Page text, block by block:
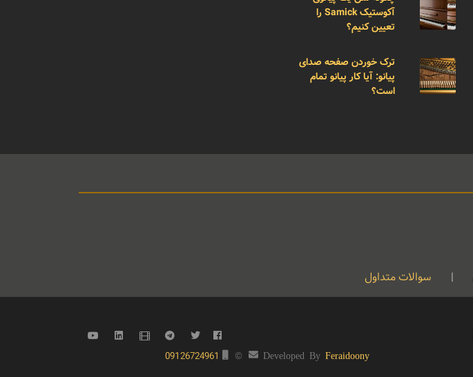
آکوستیک Samick را
تعیین کنیم؟
ترک خوردن صفحه صدای
پیانو: آیا کار پیانو تمام
است؟
| سوالات متداول
Developed By Feraidoony
©
09126724961